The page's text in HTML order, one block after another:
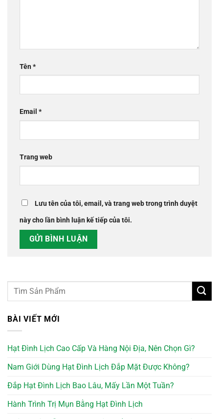
Tên*
Email *
Trang web
Lưu tên của tôi, email, và trang web trong trình duyệt
này cho lần bình luận kế tiếp của tôi.
BÀI VIẾT MỚI
Hạt Đình Lịch Cao Cấp Và Hàng Nội Địa, Nên Chọn Gì?
Nam Giới Dùng Hạt Đình Lịch Đắp Mặt Được Không?
Đắp Hạt Đình Lịch Bao Lâu, Mấy Lần Một Tuần?
Hành Trình Trị Mụn Bằng Hạt Đình Lịch